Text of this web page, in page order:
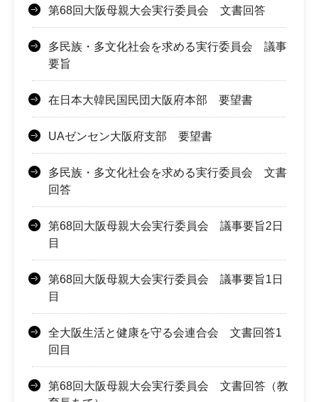
第68回大阪母親大会実行委員会 文書回答
多民族・多文化社会を求める実行委員会 議事
要旨
在日本大韓民国民団大阪府本部 要望書
UAゼンセン大阪府支部 要望書
多民族・多文化社会を求める実行委員会 文書
回答
第68回大阪母親大会実行委員会 議事要旨2日
目
第68回大阪母親大会実行委員会 議事要旨1日
目
全大阪生活と健康を守る会連合会 文書回答1
回目
第68回大阪母親大会実行委員会 文書回答（教